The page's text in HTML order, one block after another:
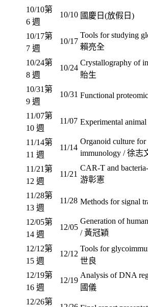
10/10第
6 週
10/10 國慶日(放假日)
10/17第
7 週
10/17
Tools for studying
賴亮全
10/24第
8 週
10/24
Crystallography of
貽生
10/31第
9 週
10/31 Functional
11/07第
10 週
11/07 Experimental
11/14第
11 週
11/14
Organoid culture for
immunology / 徐志
11/21第
12 週
11/21
CAR-T and
游彰憲
11/28第
13 週
11/28 Methods for signal
12/05第
14 週
12/05
Generation of
/ 黃冠穎
12/12第
15 週
12/12
Tools for
世良
12/19第
16 週
12/19
Analysis of DNA
國儀
12/26第